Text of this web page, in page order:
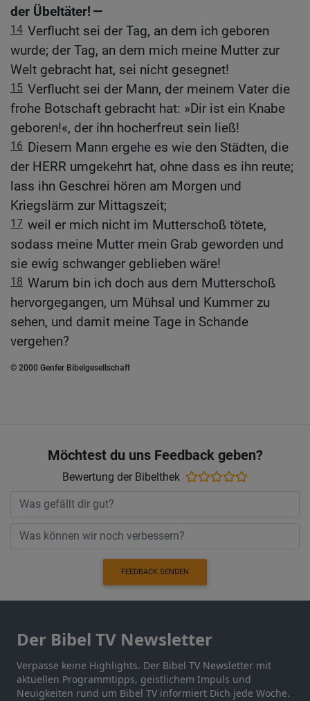
der Übeltäter! —
14 Verflucht sei der Tag, an dem ich geboren
wurde; der Tag, an dem mich meine Mutter zur
Welt gebracht hat, sei nicht gesegnet!
15 Verflucht sei der Mann, der meinem Vater die
frohe Botschaft gebracht hat: »Dir ist ein Knabe
geboren!«, der ihn hocherfreut sein ließ!
16 Diesem Mann ergehe es wie den Städten, die
der HERR umgekehrt hat, ohne dass es ihn reute;
lass ihn Geschrei hören am Morgen und
Kriegslärm zur Mittagszeit;
17 weil er mich nicht im Mutterschoß tötete,
sodass meine Mutter mein Grab geworden und
sie ewig schwanger geblieben wäre!
18 Warum bin ich doch aus dem Mutterschoß
hervorgegangen, um Mühsal und Kummer zu
sehen, und damit meine Tage in Schande
vergehen?
© 2000 Genfer Bibelgesellschaft
Möchtest du uns Feedback geben?
Bewertung der Bibelthek
FEEDBACK SENDEN
Der Bibel TV Newsletter
Verpasse keine Highlights. Der Bibel TV Newsletter mit
aktuellen Programmtipps, geistlichem Impuls und
Neuigkeiten rund um Bibel TV informiert Dich jede Woche.